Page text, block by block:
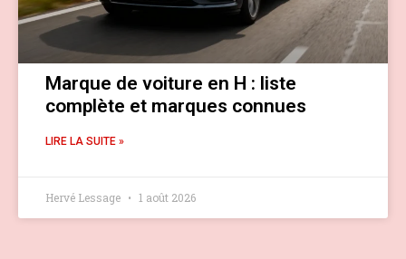
Marque de voiture en H : liste
complète et marques connues
LIRE LA SUITE »
Hervé Lessage 1 août 2026